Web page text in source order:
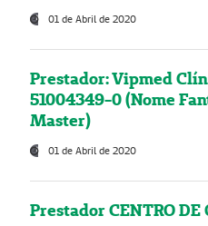
01 de Abril de 2020
Prestador: Vipmed
51004349-0 (Nome
Master)
01 de Abril de 2020
Prestador CENTRO DE